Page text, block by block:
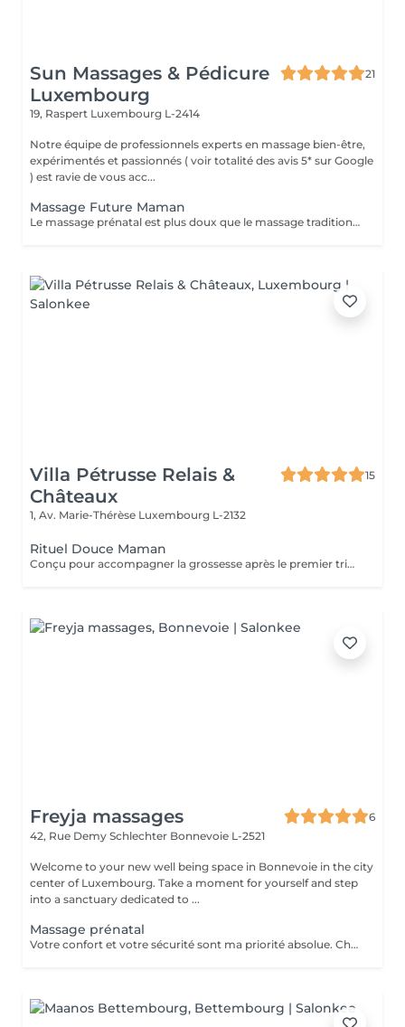
Sun Massages & Pédicure
Luxembourg
21
19, Raspert Luxembourg L-2414
Notre équipe de professionnels experts en massage bien-être,
expérimentés et passionnés ( voir totalité des avis 5* sur Google
) est ravie de vous acc...
Massage Future Maman
Le massage prénatal est plus doux que le massage traditionnel mais saura néanmoins apporter réconfort aux muscles tendus, aux crampes associées au poids supplémentaire et aux changements physiques lors de la grossesse, ainsi que lutter contre le problème de circulation souvent responsable de jambes lourdes. Il pourra servir en tant que support émotif à la femme enceinte et se répercuter de façon bénéfique pour le bébé. Aussi, il procurera une réduction du stress et enseignera à la future maman l'art de la relaxation et de développement de sa capacité respiratoire, clés importantes pour l'accouchement. Pour son plus grand confort et un parfait lâcher-prise, nous utilisons un coussin morphologique breveté qui s'adapte aux formes de la future maman.
Villa Pétrusse Relais &
Châteaux
15
1, Av. Marie-Thérèse Luxembourg L-2132
Rituel Douce Maman
Conçu pour accompagner la grossesse après le premier trimestre, ou la période du post-partum, ce soin allie douceur et efficacité. Les gestes, spécifiquement adaptés, améliorent l'élasticité de la peau et stimulent la circulation, tout en apaisant les tensions propres à cette période de la vie. Une parenthèse sur-mesure, pensée pour soulager le corps et offrir un moment de calme absolu à la future ou jeune maman.
Freyja massages
6
42, Rue Demy Schlechter Bonnevoie L-2521
Welcome to your new well being space in Bonnevoie in the city
center of Luxembourg. Take a moment for yourself and step
into a sanctuary dedicated to ...
Massage prénatal
Votre confort et votre sécurité sont ma priorité absolue. Chaque séance est adaptée à votre trimestre, à vos zones de tension, à ce que vous traversez ce jour-là. Vous êtes accueillie dans un espace chaleureux, calme, entièrement dédié à votre bien-être. Le massage prénatal est pratiqué en position confortable, avec des huiles douces et naturelles, dès le deuxième trimestre de grossesse. Ensemble nous pourrons soulager les douleurs du dos, des hanches et des jambes, réduire les tensions et le stress du quotidien, diminuer les dèmes et favoriser la circulation sanguine, favoriser un sommeil plus profond et réparateur.